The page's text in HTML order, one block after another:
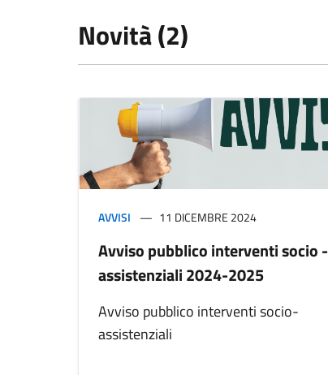
Novità (2)
AVVISI 11 DICEMBRE 2024
Avviso pubblico interventi socio -
assistenziali 2024-2025
Avviso pubblico interventi socio-
assistenziali